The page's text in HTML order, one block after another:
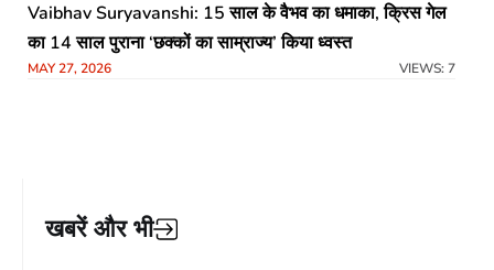
Vaibhav Suryavanshi: 15 साल के वैभव का धमाका, क्रिस गेल
का 14 साल पुराना ‘छक्कों का साम्राज्य’ किया ध्वस्त
MAY 27, 2026 VIEWS: 7
खबरें और भी